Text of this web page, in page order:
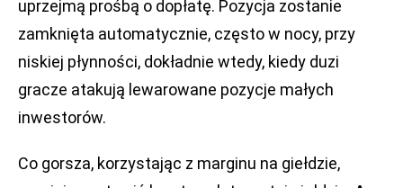
uprzejmą prośbą o dopłatę. Pozycja zostanie
zamknięta automatycznie, często w nocy, przy
niskiej płynności, dokładnie wtedy, kiedy duzi
gracze atakują lewarowane pozycje małych
inwestorów.
Co gorsza, korzystając z marginu na giełdzie,